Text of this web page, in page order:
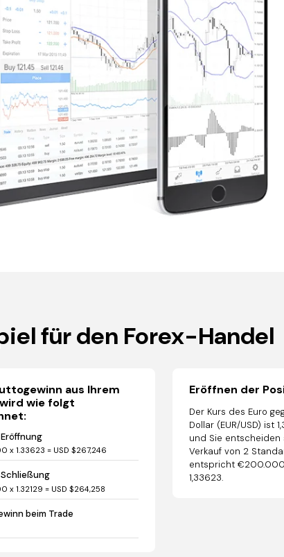
für den Forex-Handel
aus Ihrem
wie folgt
x 1.33623 = USD $267,246
1.32129 = USD $264,258
beim Trade
Eröffnen der
Der Kurs des Euro
Dollar (EUR/USD) ist
und Sie entscheiden
Verkauf von 2
entspricht
1,33623.